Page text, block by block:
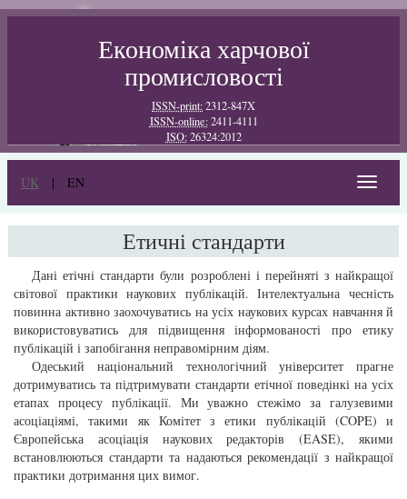
Економіка харчової
промисловості
ISSN-print:2312-847X
ISSN-online:2411-4111
ISO:26324:2012
UK | EN
Toggle
Етичні стандарти
Дані етічні стандарти були розроблені і перейняті з найкращої
світової практики наукових публікацій. Інтелектуальна чесність
повинна активно заохочуватись на усіх наукових курсах навчання й
використовуватись для підвищення інформованості про етику
публікацій і запобігання неправомірним діям.
Одеський національний технологічний університет прагне
дотримуватись та підтримувати стандарти етічної поведінкі на усіх
етапах процесу публікації. Ми уважно стежімо за галузевими
асоціаціямі, такими як Комітет з етики публікацій (COPE) и
Європейська асоціація наукових редакторів (EASE), якими
встановлюються стандарти та надаються рекомендації з найкращої
практики дотримання цих вимог.